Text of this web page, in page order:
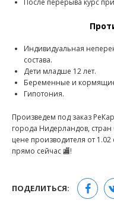
После перерыва курс
Индивидуальная
состава.
Дети младше 12 лет.
Беременные и
Гипотония.
Произведем под заказ
города Нидерландов,
цене производителя от
прямо сейчас 🏬!
ПОДЕЛИТЬСЯ: